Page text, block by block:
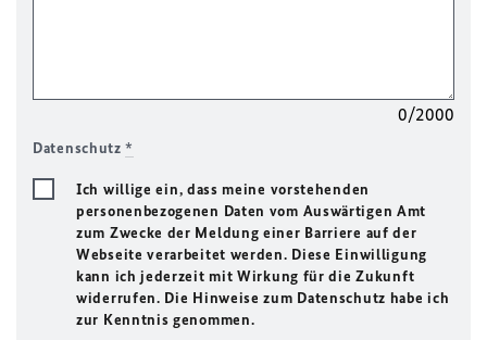
0/2000
Datenschutz*
Ich willige ein, dass meine vorstehenden
personenbezogenen Daten vom Auswärtigen Amt
zum Zwecke der Meldung einer Barriere auf der
Webseite verarbeitet werden. Diese Einwilligung
kann ich jederzeit mit Wirkung für die Zukunft
widerrufen. Die Hinweise zum Datenschutz habe ich
zur Kenntnis genommen.